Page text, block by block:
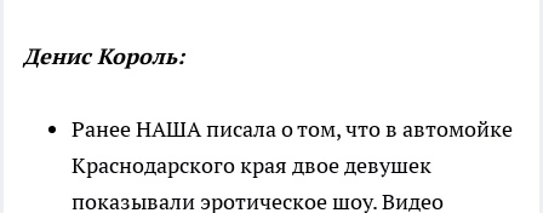
Денис Король:
Ранее НАША писала о том, что в автомойке
Краснодарского края двое девушек
показывали эротическое шоу. Видео